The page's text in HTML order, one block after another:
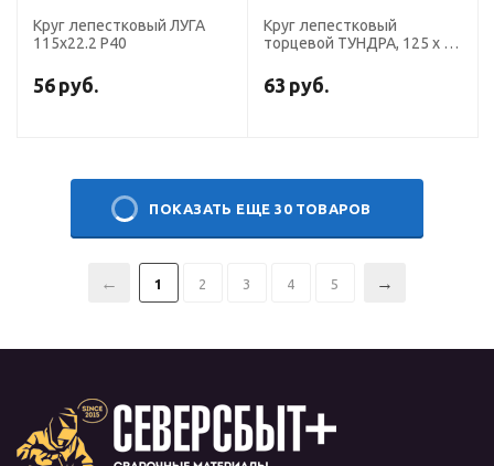
Круг лепестковый ЛУГА
115х22.2 P40
56 руб.
Круг лепестковый
торцевой ТУНДРА, 125 х 22
63 руб.
ПОКАЗАТЬ ЕЩЕ 30 ТОВАРОВ
1 2 3 4 5